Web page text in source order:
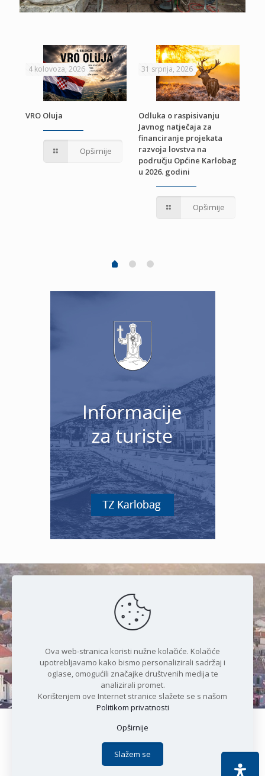
4 kolovoza, 2026
VRO Oluja
Opširnije
31 srpnja, 2026
Odluka o raspisivanju
Javnog natječaja za
financiranje projekata
razvoja lovstva na
području Općine Karlobag
u 2026. godini
Opširnije
Čudesan spoj kristalnog mora i
prirode
Copyright © 2021 Općina Karlobag | Sva prava pridržana |
Politika privatnosti
Apoc IT
Ova web-stranica koristi nužne kolačiće. Kolačiće
upotrebljavamo kako bismo personalizirali sadržaj i
oglase, omogućili značajke društvenih medija te
analizirali promet.
Korištenjem ove Internet stranice slažete se s našom
Politikom privatnosti
Opširnije
Slažem se